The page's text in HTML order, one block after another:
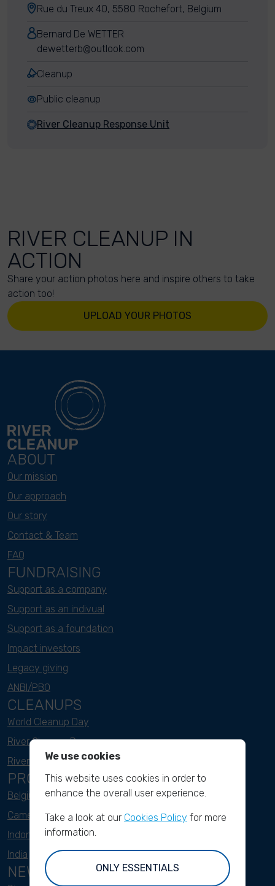
Rue du Treux 40, 5580 Rochefort, Belgium
Bernard De WETTER
dewetterb@outlook.com
Cleanup
Public cleanup
River Cleanup Response Unit
RIVER CLEANUP IN
ACTION
Share your action photos here and inspire others to take
action too!
UPLOAD YOUR PHOTOS
ABOUT
Our mission
Our approach
Our story
Contact & Team
FAQ
FUNDRAISING
Support as a company
Support as an indivual
Support as a foundation
Impact investors
Legacy giving
ANBI/PBO
CLEANUPS
World Cleanup Day
River Cleanup Days
River Cleanup Challenge
PROJECTS
Belgium
Cameroon
Indonesia
India
NEWSLETTER
We use cookies
This website uses cookies in order to
enhance the overall user experience.
Take a look at our Cookies Policy for more
information.
ONLY ESSENTIALS